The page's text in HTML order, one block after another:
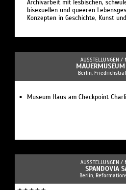
Archivarbeit mit lesbischen,
bisexuellen und queeren
Konzepten in Geschichte, Kunst
AUSSTELLUNGEN /
Berlin,
Museum Haus am Checkpoint
AUSSTELLUNGEN /
SPANDOVIA
Berlin,